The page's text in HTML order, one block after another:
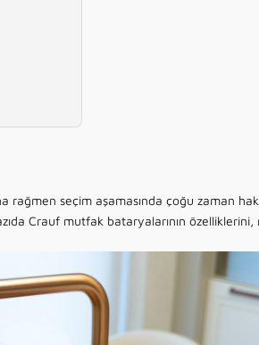
rağmen seçim aşamasında çoğu zaman
Crauf mutfak bataryalarının özelliklerini,